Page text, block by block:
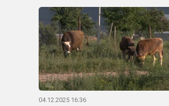
04.12.2025 16:36